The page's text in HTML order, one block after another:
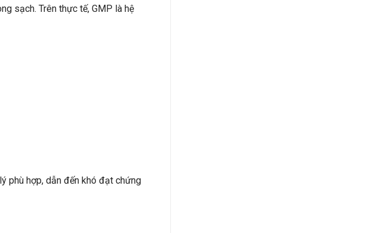
sạch. Trên thực tế, GMP là hệ
phù hợp, dẫn đến khó đạt chứng